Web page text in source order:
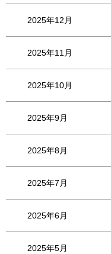
2025年12月
2025年11月
2025年10月
2025年9月
2025年8月
2025年7月
2025年6月
2025年5月